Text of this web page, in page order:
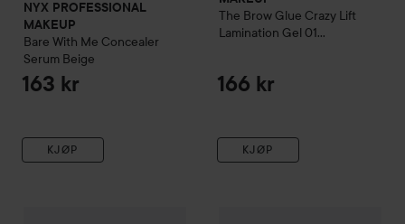
NYX PROFESSIONAL
MAKEUP
Bare With Me Concealer
Serum Beige
163 kr
KJØP
The Brow Glue Crazy Lift
Lamination Gel 01
166 kr
KJØP